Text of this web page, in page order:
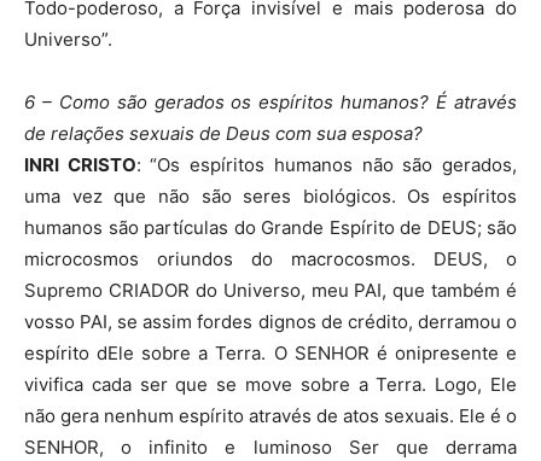
Todo-poderoso, a Força invisível e mais poderosa do
Universo”.
6 – Como são gerados os espíritos humanos? É através
de relações sexuais de Deus com sua esposa?
INRI CRISTO: “Os espíritos humanos não são gerados,
uma vez que não são seres biológicos. Os espíritos
humanos são partículas do Grande Espírito de DEUS; são
microcosmos oriundos do macrocosmos. DEUS, o
Supremo CRIADOR do Universo, meu PAI, que também é
vosso PAI, se assim fordes dignos de crédito, derramou o
espírito dEle sobre a Terra. O SENHOR é onipresente e
vivifica cada ser que se move sobre a Terra. Logo, Ele
não gera nenhum espírito através de atos sexuais. Ele é o
SENHOR, o infinito e luminoso Ser que derrama